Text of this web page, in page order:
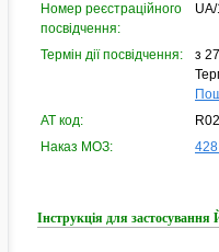
Номер реєстраційного
посвідчення:
Термін дії посвідчення:
з
АТ код:
Наказ МОЗ:
428
Інструкція для